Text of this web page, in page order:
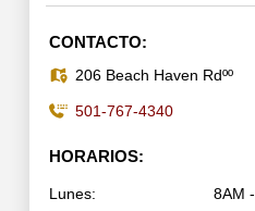
CONTACTO:
206 Beach Haven Rdºº
501-767-4340
HORARIOS:
Lunes: 8AM